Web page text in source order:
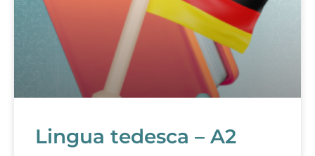
Lingua tedesca – A2